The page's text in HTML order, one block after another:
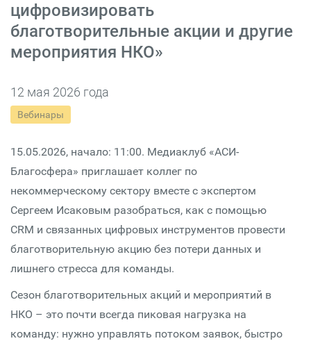
цифровизировать
благотворительные акции и другие
мероприятия НКО»
12 мая 2026 года
Вебинары
15.05.2026, начало: 11:00. Медиаклуб «АСИ-
Благосфера» приглашает коллег по
некоммерческому сектору вместе с экспертом
Сергеем Исаковым разобраться, как с помощью
CRM и связанных цифровых инструментов провести
благотворительную акцию без потери данных и
лишнего стресса для команды.
Сезон благотворительных акций и мероприятий в
НКО – это почти всегда пиковая нагрузка на
команду: нужно управлять потоком заявок, быстро